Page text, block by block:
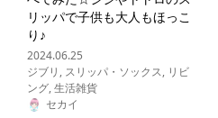
リッパで子供も大人もほっこ
り♪
2024.06.25
ジブリ , スリッパ・ソックス, リビ
ング,生活雑貨
セカイ